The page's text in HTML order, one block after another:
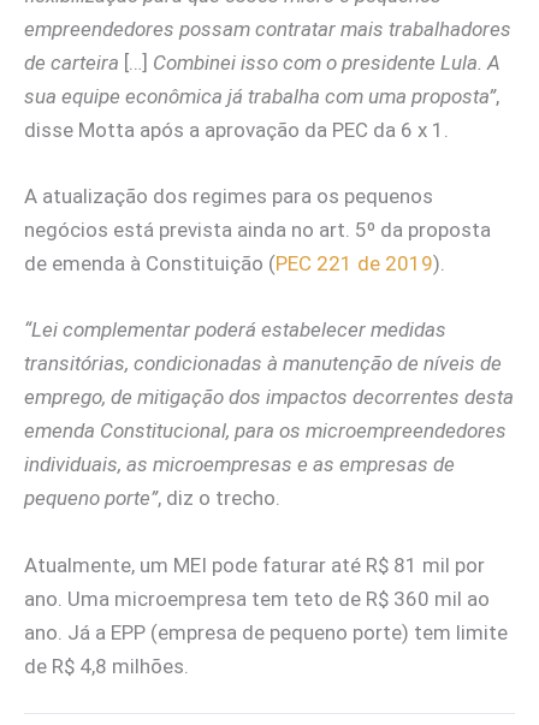
empreendedores possam contratar mais trabalhadores
de carteira […] Combinei isso com o presidente Lula. A
sua equipe econômica já trabalha com uma proposta”,
disse Motta após a aprovação da PEC da 6 x 1.
A atualização dos regimes para os pequenos
negócios está prevista ainda no art. 5º da proposta
de emenda à Constituição (PEC 221 de 2019).
“Lei complementar poderá estabelecer medidas
transitórias, condicionadas à manutenção de níveis de
emprego, de mitigação dos impactos decorrentes desta
emenda Constitucional, para os microempreendedores
individuais, as microempresas e as empresas de
pequeno porte”, diz o trecho.
Atualmente, um MEI pode faturar até R$ 81 mil por
ano. Uma microempresa tem teto de R$ 360 mil ao
ano. Já a EPP (empresa de pequeno porte) tem limite
de R$ 4,8 milhões.